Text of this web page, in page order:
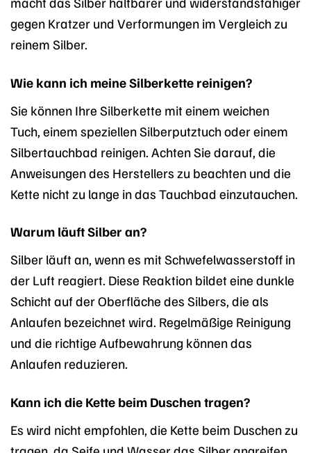
gegen Kratzer und Verformungen im Vergleich zu
reinem Silber.
Wie kann ich meine Silberkette reinigen?
Sie können Ihre Silberkette mit einem weichen
Tuch, einem speziellen Silberputztuch oder einem
Silbertauchbad reinigen. Achten Sie darauf, die
Anweisungen des Herstellers zu beachten und die
Kette nicht zu lange in das Tauchbad einzutauchen.
Warum läuft Silber an?
Silber läuft an, wenn es mit Schwefelwasserstoff in
der Luft reagiert. Diese Reaktion bildet eine dunkle
Schicht auf der Oberfläche des Silbers, die als
Anlaufen bezeichnet wird. Regelmäßige Reinigung
und die richtige Aufbewahrung können das
Anlaufen reduzieren.
Kann ich die Kette beim Duschen tragen?
Es wird nicht empfohlen, die Kette beim Duschen zu